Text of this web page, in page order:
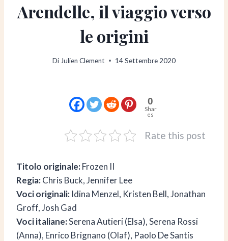
Arendelle, il viaggio verso
le origini
Di Julien Clement 14 Settembre 2020
0
Shar
es
Rate this post
Titolo originale:Frozen II
Regia:Chris Buck, Jennifer Lee
Voci originali: Idina Menzel, Kristen Bell, Jonathan
Groff, Josh Gad
Voci italiane:Serena Autieri (Elsa), Serena Rossi
(Anna), Enrico Brignano (Olaf), Paolo De Santis